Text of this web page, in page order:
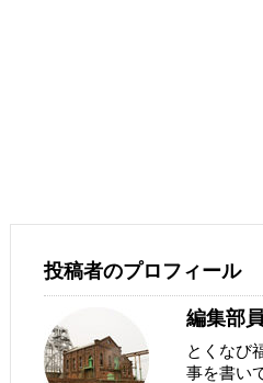
投稿者のプロフィール
編集部
とくなび
事を書い